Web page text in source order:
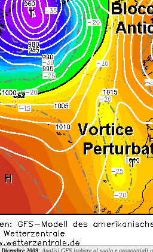
Dicembre 2009: Analisi GFS isobare al suolo e geopoteziali